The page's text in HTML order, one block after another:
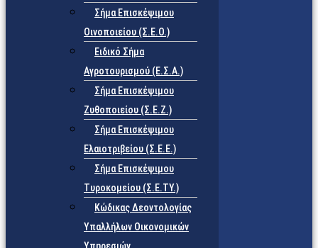
Σήμα Επισκέψιμου
Οινοποιείου (Σ.Ε.Ο.)
Ειδικό Σήμα
Αγροτουρισμού (Ε.Σ.Α.)
Σήμα Επισκέψιμου
Ζυθοποιείου (Σ.Ε.Ζ.)
Σήμα Επισκέψιμου
Ελαιοτριβείου (Σ.Ε.Ε.)
Σήμα Επισκέψιμου
Τυροκομείου (Σ.Ε.TY.)
Κώδικας Δεοντολογίας
Υπαλλήλων Οικονομικών